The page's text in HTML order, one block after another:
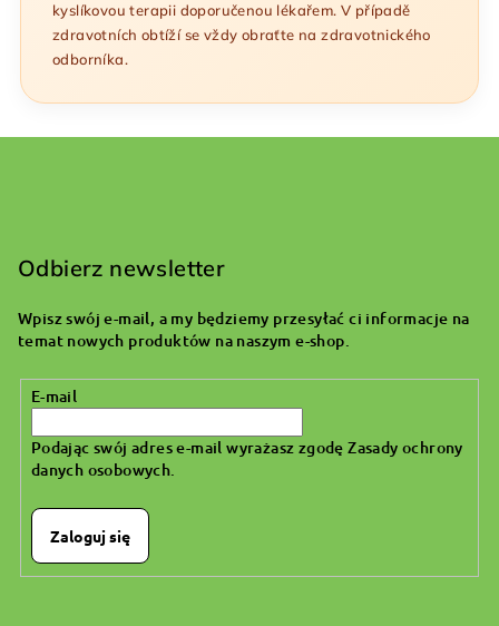
kyslíkovou terapii doporučenou lékařem. V případě
zdravotních obtíží se vždy obraťte na zdravotnického
odborníka.
Odbierz newsletter
Wpisz swój e-mail, a my będziemy przesyłać ci informacje na
temat nowych produktów na naszym e-shop.
E-mail
Podając swój adres e-mail wyrażasz zgodęZasady ochrony
danych osobowych.
Zaloguj się